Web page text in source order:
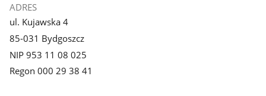
ADRES
ul. Kujawska 4
85-031 Bydgoszcz
NIP 953 11 08 025
Regon 000 29 38 41